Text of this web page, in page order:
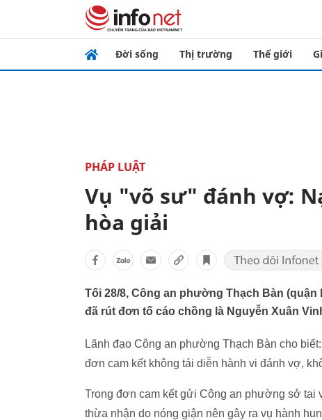
Đời sống Thị trường Thế giới
PHÁP LUẬT
Vụ "võ sư" đánh vợ:
hòa giải
Tối 28/8, Công an phường Thạch Bàn
đã rút đơn tố cáo chồng là Nguyễn Xuân
Lãnh đạo Công an phường Thạch Bàn cho
đơn cam kết không tái diễn hành vi đánh vợ,
Trong đơn cam kết gửi Công an phường sở tại
thừa nhận do nóng giận nên gây ra vụ hành